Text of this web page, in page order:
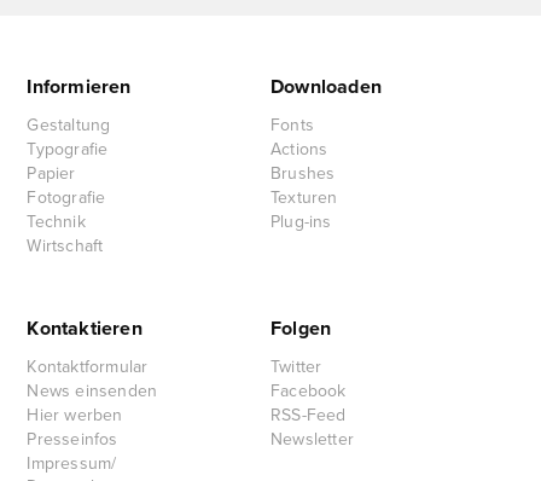
Informieren
Gestaltung
Typografie
Papier
Fotografie
Technik
Wirtschaft
Downloaden
Fonts
Actions
Brushes
Texturen
Plug-ins
Kontaktieren
Kontaktformular
News einsenden
Hier werben
Presseinfos
Impressum/
Folgen
Twitter
Facebook
RSS-Feed
Newsletter